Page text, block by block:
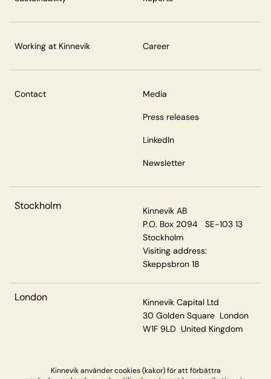
Working at Kinnevik Career
Contact Media
Press releases
LinkedIn
Newsletter
Stockholm
Kinnevik AB
P.O. Box 2094 SE-103 13
Stockholm
Visiting address:
Skeppsbron 18
London
Kinnevik Capital Ltd
30 Golden Square London
W1F 9LD United Kingdom
Privacy & CookiesKinnevik använder cookies (kakor) för att förbättra